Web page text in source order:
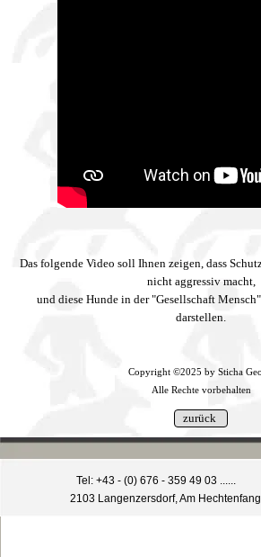
Das folgende Video soll Ihnen zeigen, dass
nicht aggressiv macht,
und diese Hunde in der "Gesellschaft
darstellen.
Copyright ©2025 by Sticha
Alle Rechte vorbehalten
Tel: +43 - (0) 676 - 359 49 03 ......
2103 Langenzersdorf, Am